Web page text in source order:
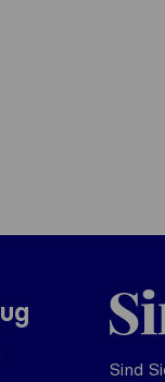
Sirelo.at
Sind